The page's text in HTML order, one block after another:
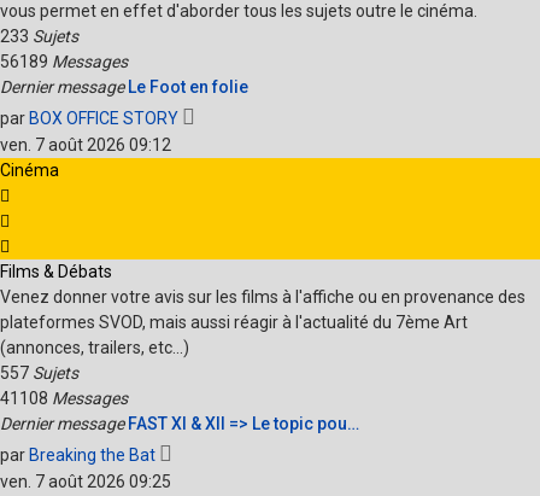
vous permet en effet d'aborder tous les sujets outre le cinéma.
233 Sujets
56189 Messages
Dernier message Le Foot en folie
par BOX OFFICE STORY
dernier
ven. 7 août 2026 09:12
Cinéma
Films & Débats
Venez donner votre avis sur les films à l'affiche ou en provenance des
plateformes SVOD, mais aussi réagir à l'actualité du 7ème Art
(annonces, trailers, etc...)
557 Sujets
41108 Messages
Dernier message FAST XI & XII => Le topic pou…
par Breaking the Bat
ven. 7 août 2026 09:25